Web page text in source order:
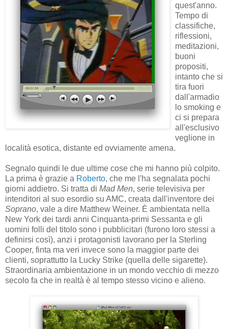
quest'anno.
Tempo di
classifiche,
riflessioni,
meditazioni,
buoni
propositi,
intanto che si
tira fuori
dall'armadio
lo smoking e
ci si prepara
all'esclusivo
veglione in
località esotica, distante ed ovviamente amena.
Segnalo quindi le due ultime cose che mi hanno più colpito.
La prima è grazie a Roberto, che me l'ha segnalata pochi
giorni addietro. Si tratta di Mad Men, serie televisiva per
intenditori al suo esordio su AMC, creata dall'inventore dei
Soprano, vale a dire Matthew Weiner. È ambientata nella
New York dei tardi anni Cinquanta-primi Sessanta e gli
uomini folli del titolo sono i pubblicitari (furono loro stessi a
definirsi così), anzi i protagonisti lavorano per la Sterling
Cooper, finta ma veri invece sono la maggior parte dei
clienti, soprattutto la Lucky Strike (quella delle sigarette).
Straordinaria ambientazione in un mondo vecchio di mezzo
secolo fa che in realtà è al tempo stesso vicino e alieno.